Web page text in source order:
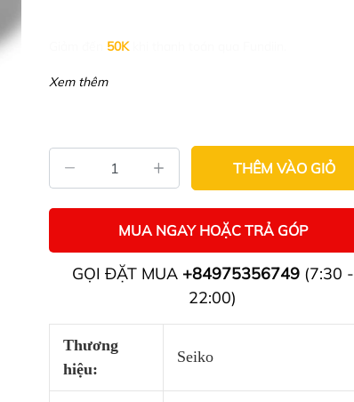
50K
Xem thêm
THÊM VÀO GIỎ
MUA NGAY HOẶC TRẢ GÓP
GỌI ĐẶT MUA +84975356749(7:30 -
22:00)
Thương
hiệu:
Seiko